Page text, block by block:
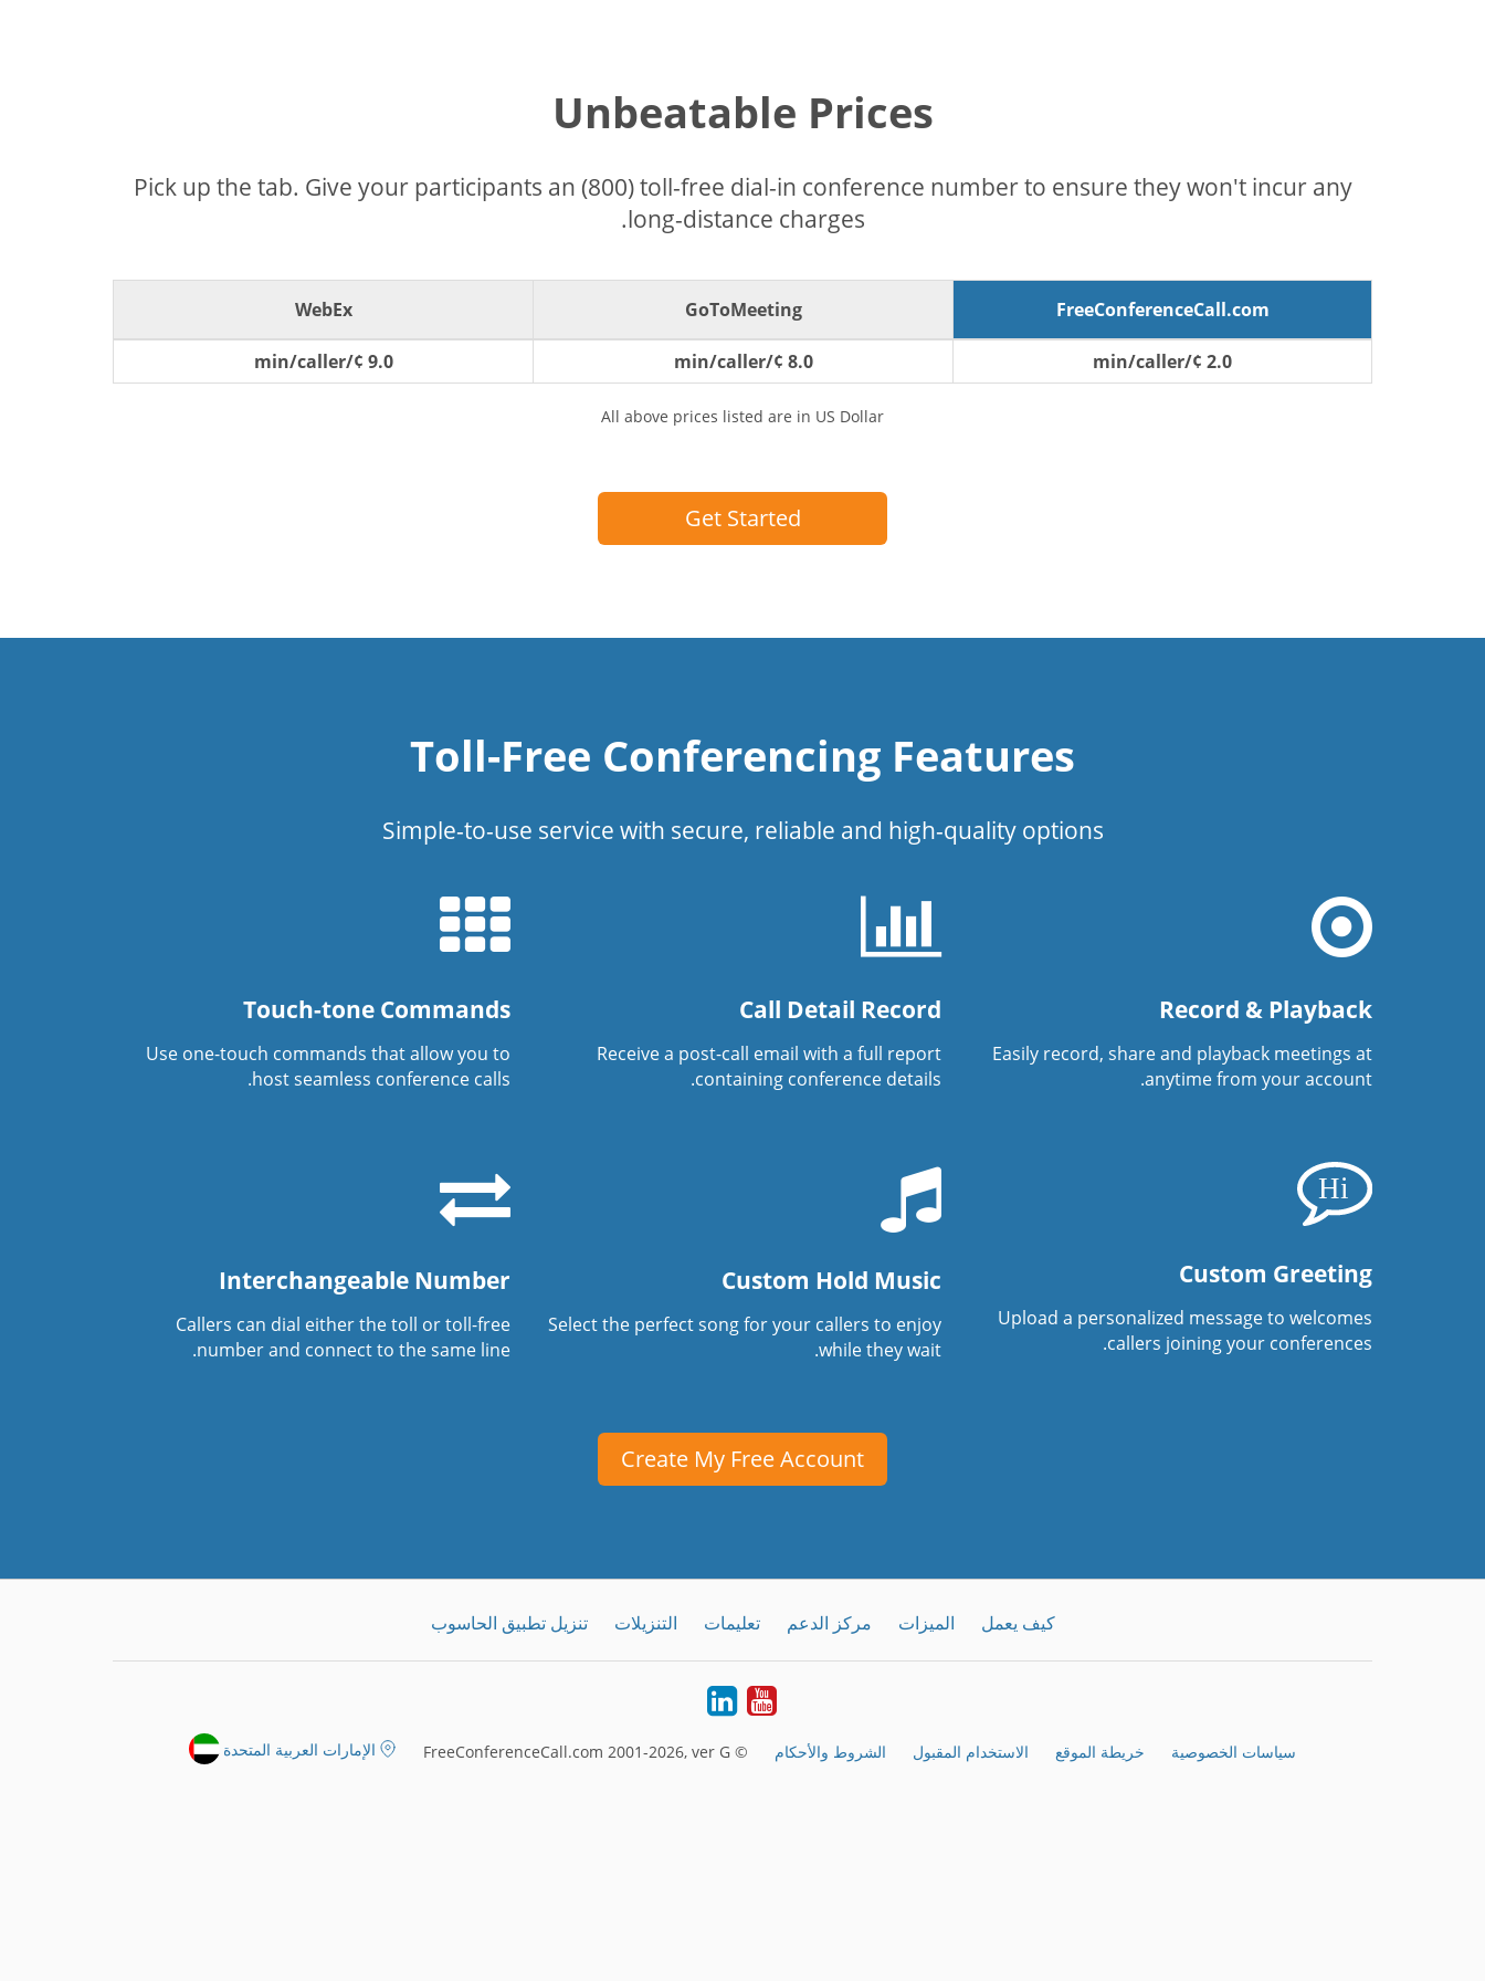
Unbeatable Prices
Pick up the tab. Give your participants an (800) toll-free dial-in conference number to ensure they won't incur any
long-distance charges.
FreeConferenceCall.com
GoToMeeting
WebEx
2.0 ¢/min/caller
8.0 ¢/min/caller
9.0 ¢/min/caller
All above prices listed are in US Dollar
Get Started
Toll-Free Conferencing Features
Simple-to-use service with secure, reliable and high-quality options
Record & Playback
Easily record, share and playback meetings at
anytime from your account.
Call Detail Record
Receive a post-call email with a full report
containing conference details.
Touch-tone Commands
Use one-touch commands that allow you to
host seamless conference calls.
Custom Greeting
Upload a personalized message to welcomes
callers joining your conferences.
Custom Hold Music
Select the perfect song for your callers to enjoy
while they wait.
Interchangeable Number
Callers can dial either the toll or toll-free
number and connect to the same line.
Create My Free Account
كيف يعمل الميزات مركز الدعم تعليمات التنزيلات تنزيل تطبيق الحاسوب
Youtube
LinkedIn
سياسات الخصوصية خريطة الموقع الاستخدام المقبول الشروط والأحكام © FreeConferenceCall.com 2001-2026, ver G الإمارات العربية المتحدة